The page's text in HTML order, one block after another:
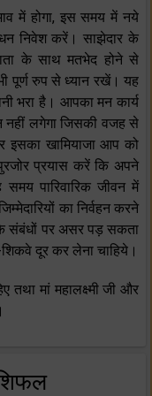
में होगा, इस समय में नये
धन निवेश करें। साझेदार के
के साथ मतभेद होने से
पूर्ण रुप से ध्यान रखें। यह
भरा है। आपका मन कार्य
नहीं लगेगा जिसकी वजह से
खामियाजा आप को
प्रयास करें कि अपने
पारिवारिक जीवन में
का निर्वहन करने
संबंधों पर असर पड़ सकता
दूर कर लेना चाहिये।
तथा मां महालक्ष्मी जी और